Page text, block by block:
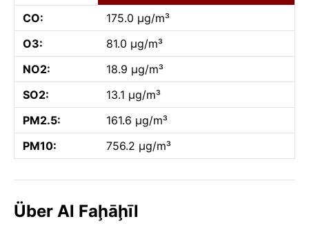
CO:
175.0 µg/m³
O3:
81.0 µg/m³
NO2:
18.9 µg/m³
SO2:
13.1 µg/m³
PM2.5:
161.6 µg/m³
PM10:
756.2 µg/m³
Über Al Faḩāḩīl